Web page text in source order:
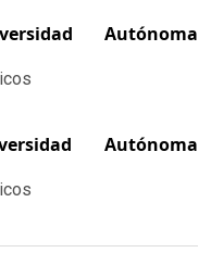
Autónoma
Autónoma